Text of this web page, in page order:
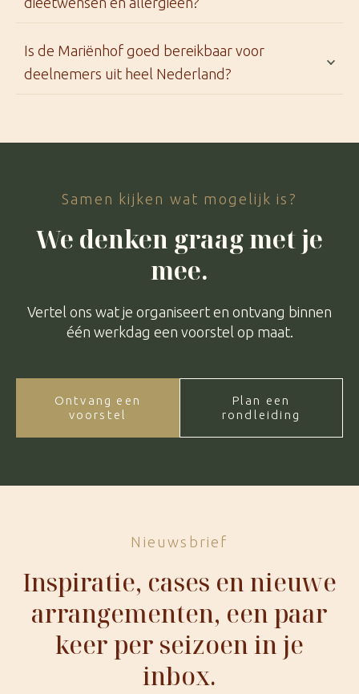
Is de Mariënhof goed bereikbaar voor
deelnemers uit heel Nederland?
Samen kijken wat mogelijk is?
We denken graag met je
mee.
Vertel ons wat je organiseert en ontvang binnen
één werkdag een voorstel op maat.
Ontvang een
voorstel
Plan een
rondleiding
Nieuwsbrief
Inspiratie, cases en nieuwe
arrangementen, een paar
keer per seizoen in je
inbox.